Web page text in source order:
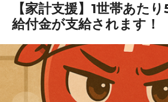
【家計支援】1世帯あた
給付金が支給されます！